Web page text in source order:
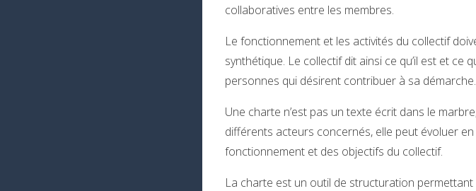
collaboratives entre les membres.
Le fonctionnement et les activités du collectif
synthétique. Le collectif dit ainsi ce qu’il est et ce
personnes qui désirent contribuer à sa démarche.
Une charte n’est pas un texte écrit dans le
différents acteurs concernés, elle peut évoluer en
fonctionnement et des objectifs du collectif.
La charte est un outil de structuration permettant